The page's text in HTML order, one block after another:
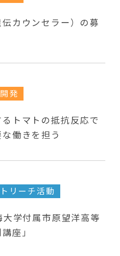
カウンセラー）の募
発
トマトの抵抗反応で
働きを担う
リーチ活動
学付属市原望洋高等
座」